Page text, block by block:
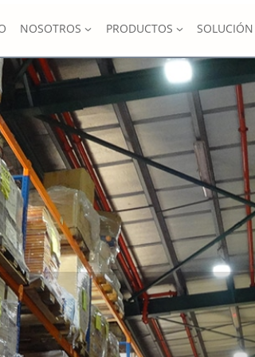
NOSOTROS PRODUCTOS SOLUCIÓN